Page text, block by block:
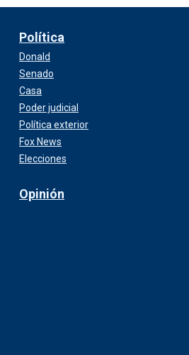
Política
Donald
Senado
Casa
Poder judicial
Política exterior
Fox News
Elecciones
Opinión